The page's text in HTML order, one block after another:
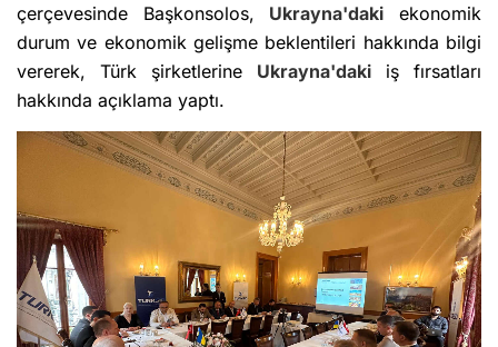
çerçevesinde Başkonsolos, Ukrayna'daki ekonomik
durum ve ekonomik gelişme beklentileri hakkında bilgi
vererek, Türk şirketlerine Ukrayna'daki iş fırsatları
hakkında açıklama yaptı.